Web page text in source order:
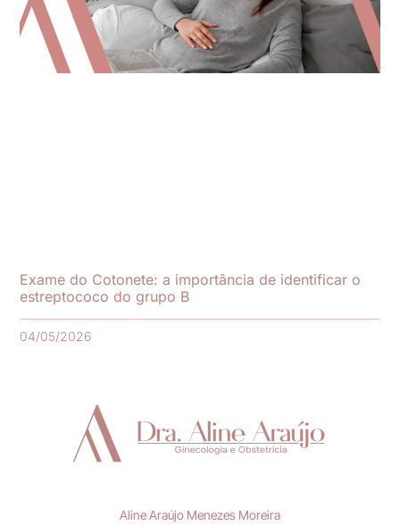
Exame do Cotonete: a importância de identificar o
estreptococo do grupo B
04/05/2026
Aline Araújo Menezes Moreira